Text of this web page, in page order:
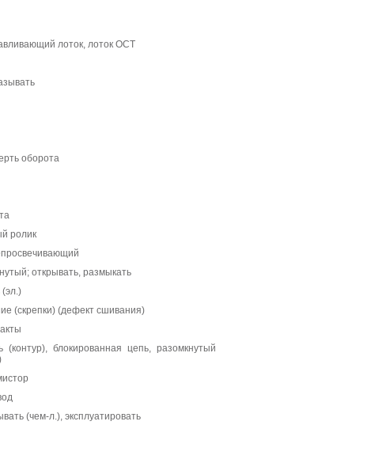
лоток, лоток ОСТ
оборота
ролик
открывать, размыкать
(скрепки) (дефект сшивания)
(контур), блокированная цепь, разомкнутый
(чем-л.), эксплуатировать